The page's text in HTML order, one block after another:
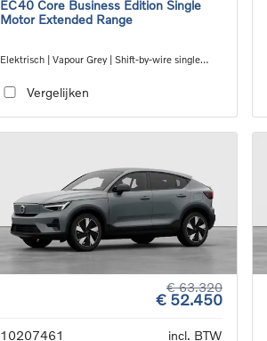
EC40 Core Business Edition Single
Motor Extended Range
Elektrisch | Vapour Grey | Shift-by-wire single
Vergelijken
€ 63.320
€ 52.450
10207461
incl. BTW